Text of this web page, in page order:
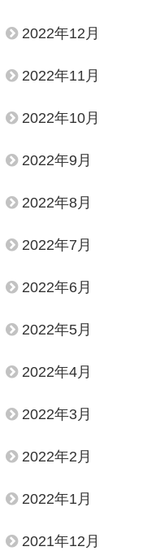
2022年12月
2022年11月
2022年10月
2022年9月
2022年8月
2022年7月
2022年6月
2022年5月
2022年4月
2022年3月
2022年2月
2022年1月
2021年12月